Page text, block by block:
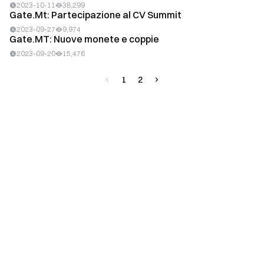
2023-10-11 38,299
Gate.Mt: Partecipazione al CV Summit
2023-09-27 9,974
Gate.MT: Nuove monete e coppie
2023-09-20 15,476
1 2